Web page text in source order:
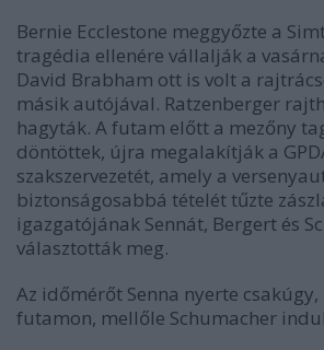
Bernie Ecclestone meggyőzte a
tragédia ellenére vállalják a
David Brabham ott is volt a
másik autójával. Ratzenberger
hagyták. A futam előtt a mezőny
döntöttek, újra megalakítják a
szakszervezetét, amely a
biztonságosabbá tételét tűzte
igazgatójának Sennát, Bergert és
választották meg.
Az időmérőt Senna nyerte
futamon, mellőle Schumacher